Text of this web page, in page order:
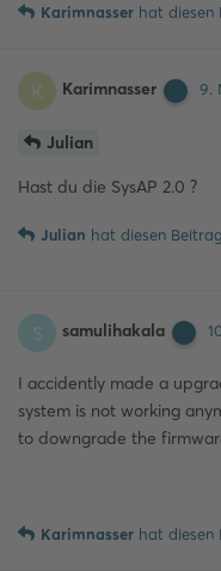
Karimnasser hat diesen
K Karimnasser 9.
Julian
Hast du die SysAP 2.0 ?
Julian hat diesen
S samulihakala
I accidently made a
system is not working
to downgrade the
Karimnasser hat diesen